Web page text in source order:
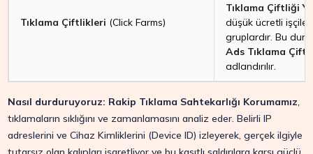
Tıklama Çiftlikleri (Click Farms)
Tıklama Çiftliği
düşük ücretli
gruplardır. Bu
Ads Tıklama
adlandırılır.
Nasıl durduruyoruz: Rakip Tıklama Sahtekarlığı Korumamız,
tıklamaların sıklığını ve zamanlamasını analiz eder. Belirli IP
adreslerini ve Cihaz Kimliklerini (Device ID) izleyerek, gerçek ilgiyle